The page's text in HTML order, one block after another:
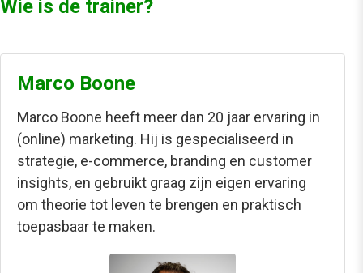
Wie is de trainer?
Marco Boone
Marco Boone heeft meer dan 20 jaar ervaring in
(online) marketing. Hij is gespecialiseerd in
strategie, e-commerce, branding en customer
insights, en gebruikt graag zijn eigen ervaring
om theorie tot leven te brengen en praktisch
toepasbaar te maken.